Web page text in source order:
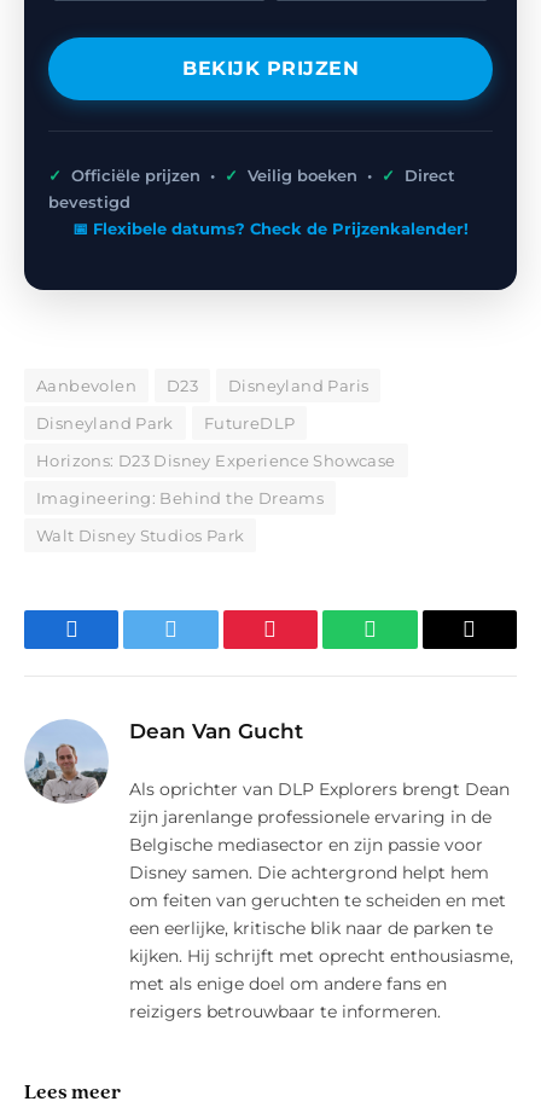
BEKIJK PRIJZEN
✓ Officiële prijzen • ✓ Veilig boeken • ✓
Direct
bevestigd
📅 Flexibele datums? Check de Prijzenkalender!
Aanbevolen D23
Disneyland Paris
Disneyland Park
FutureDLP
Horizons: D23 Disney Experience Showcase
Imagineering: Behind the Dreams
Walt Disney Studios Park
Facebook Twitter Pinterest WhatsApp E-
Dean Van Gucht
Als oprichter van DLP Explorers brengt Dean
zijn jarenlange professionele ervaring in de
Belgische mediasector en zijn passie voor
Disney samen. Die achtergrond helpt hem
om feiten van geruchten te scheiden en met
een eerlijke, kritische blik naar de parken te
kijken. Hij schrijft met oprecht enthousiasme,
met als enige doel om andere fans en
reizigers betrouwbaar te informeren.
Lees meer